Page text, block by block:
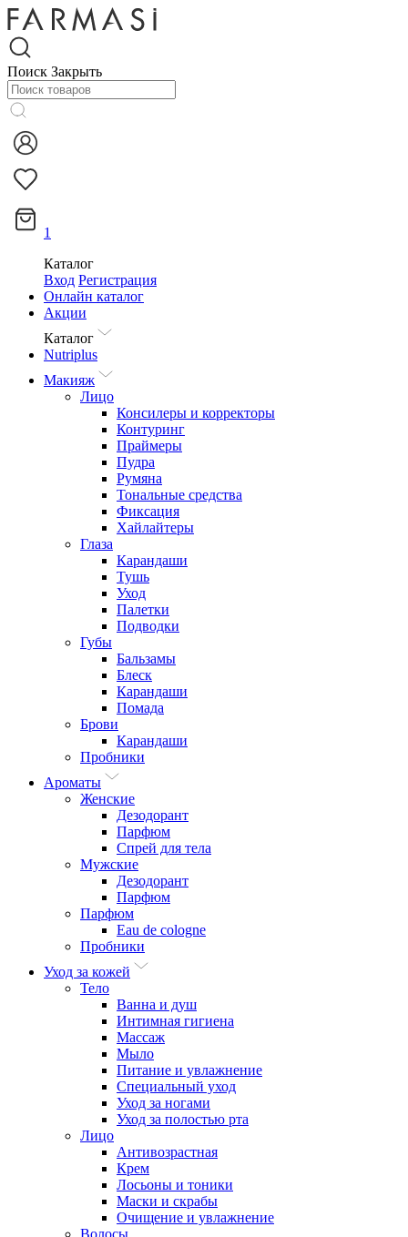
Поиск Закрыть
1
Каталог
Вход Регистрация
Онлайн каталог
Акции
Каталог
Nutriplus
Макияж
Лицо
Консилеры и корректоры
Контуринг
Праймеры
Пудра
Румяна
Тональные средства
Фиксация
Хайлайтеры
Глаза
Карандаши
Тушь
Уход
Палетки
Подводки
Губы
Бальзамы
Блеск
Карандаши
Помада
Брови
Карандаши
Пробники
Ароматы
Женские
Дезодорант
Парфюм
Спрей для тела
Мужские
Дезодорант
Парфюм
Парфюм
Eau de cologne
Пробники
Уход за кожей
Тело
Ванна и душ
Интимная гигиена
Массаж
Мыло
Питание и увлажнение
Специальный уход
Уход за ногами
Уход за полостью рта
Лицо
Антивозрастная
Крем
Лосьоны и тоники
Маски и скрабы
Очищение и увлажнение
Волосы